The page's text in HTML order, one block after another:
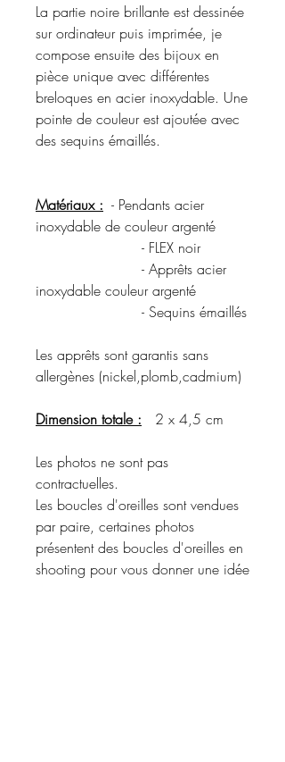
La partie noire brillante est dessinée
sur ordinateur puis imprimée, je
compose ensuite des bijoux en
pièce unique avec différentes
breloques en acier inoxydable. Une
pointe de couleur est ajoutée avec
des sequins émaillés.
Matériaux : - Pendants acier
inoxydable de couleur argenté
- FLEX noir
- Apprêts acier
inoxydable couleur argenté
- Sequins émaillés
Les apprêts sont garantis sans
allergènes (nickel,plomb,cadmium)
Dimension totale : 2 x 4,5 cm
Les photos ne sont pas
contractuelles.
Les boucles d'oreilles sont vendues
par paire, certaines photos
présentent des boucles d'oreilles en
shooting pour vous donner une idée